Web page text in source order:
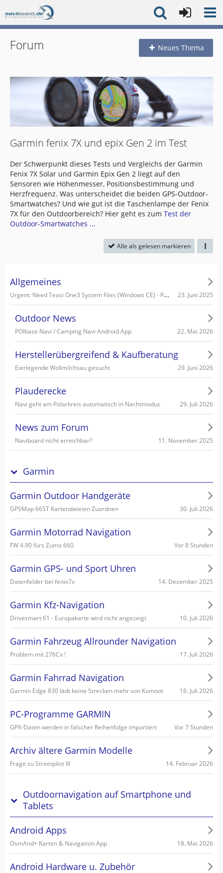
Forum Neues Thema
Garmin fenix 7X und epix Gen 2 im Test
Der Schwerpunkt dieses Tests und Vergleichs der Garmin
Fenix 7X Solar und Garmin Epix Gen 2 liegt auf den
Sensoren wie Höhenmesser, Positionsbestimmung und
Herzfrequenz. Was unterscheidet die beiden GPS-Outdoor-
Smartwatches? Und wie gut ist die Taschenlampe der Fenix
7X für den Outdoorbereich? Hier geht es zum Test der
Outdoor-Smartwatches ...
Alle als gelesen markieren
Allgemeines
Urgent: Need Teasi One3 System Files (Windows CE) - PC recognizes it as Mass Storage! 23. Juni 2025
Outdoor News
POIbase Navi / Camping Navi Android App 22. Mai 2026
Herstellerübergreifend & Kaufberatung
Eierlegende Wollmilchsau gesucht 29. Juni 2026
Plauderecke
Navi geht am Polarkreis automatisch in Nachtmodus 29. Juli 2026
News zum Forum
Naviboard nicht erreichbar? 11. November 2025
Garmin
Garmin Outdoor Handgeräte
GPSMap 66ST Kartendateien Zuordnen 30. Juli 2026
Garmin Motorrad Navigation
FW 4.90 fürs Zumo 660 Vor 8 Stunden
Garmin GPS- und Sport Uhren
Datenfelder bei fenix7x 14. Dezember 2025
Garmin Kfz-Navigation
Drivesmart 61 - Europakarte wird nicht angezeigt 10. Juli 2026
Garmin Fahrzeug Allrounder Navigation
Problem mit 276Cx ! 17. Juli 2026
Garmin Fahrrad Navigation
Garmin Edge 830 lädt keine Strecken mehr von Komoot 16. Juli 2026
PC-Programme GARMIN
GPX-Daten werden in falscher Reihenfolge importiert Vor 7 Stunden
Archiv ältere Garmin Modelle
Frage zu Streetpilot III 14. Februar 2026
Outdoornavigation auf Smartphone und
Tablets
Android Apps
OsmAnd+ Karten & Navigation App 18. Mai 2026
Android Hardware u. Zubehör